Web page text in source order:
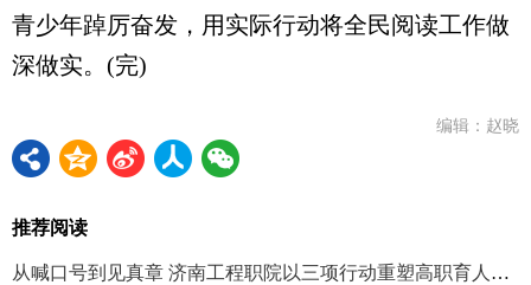
青少年踔厉奋发，用实际行动将全民阅读工作做
深做实。(完)
编辑：赵晓
推荐阅读
从喊口号到见真章 济南工程职院以三项行动重塑高职育人新生态